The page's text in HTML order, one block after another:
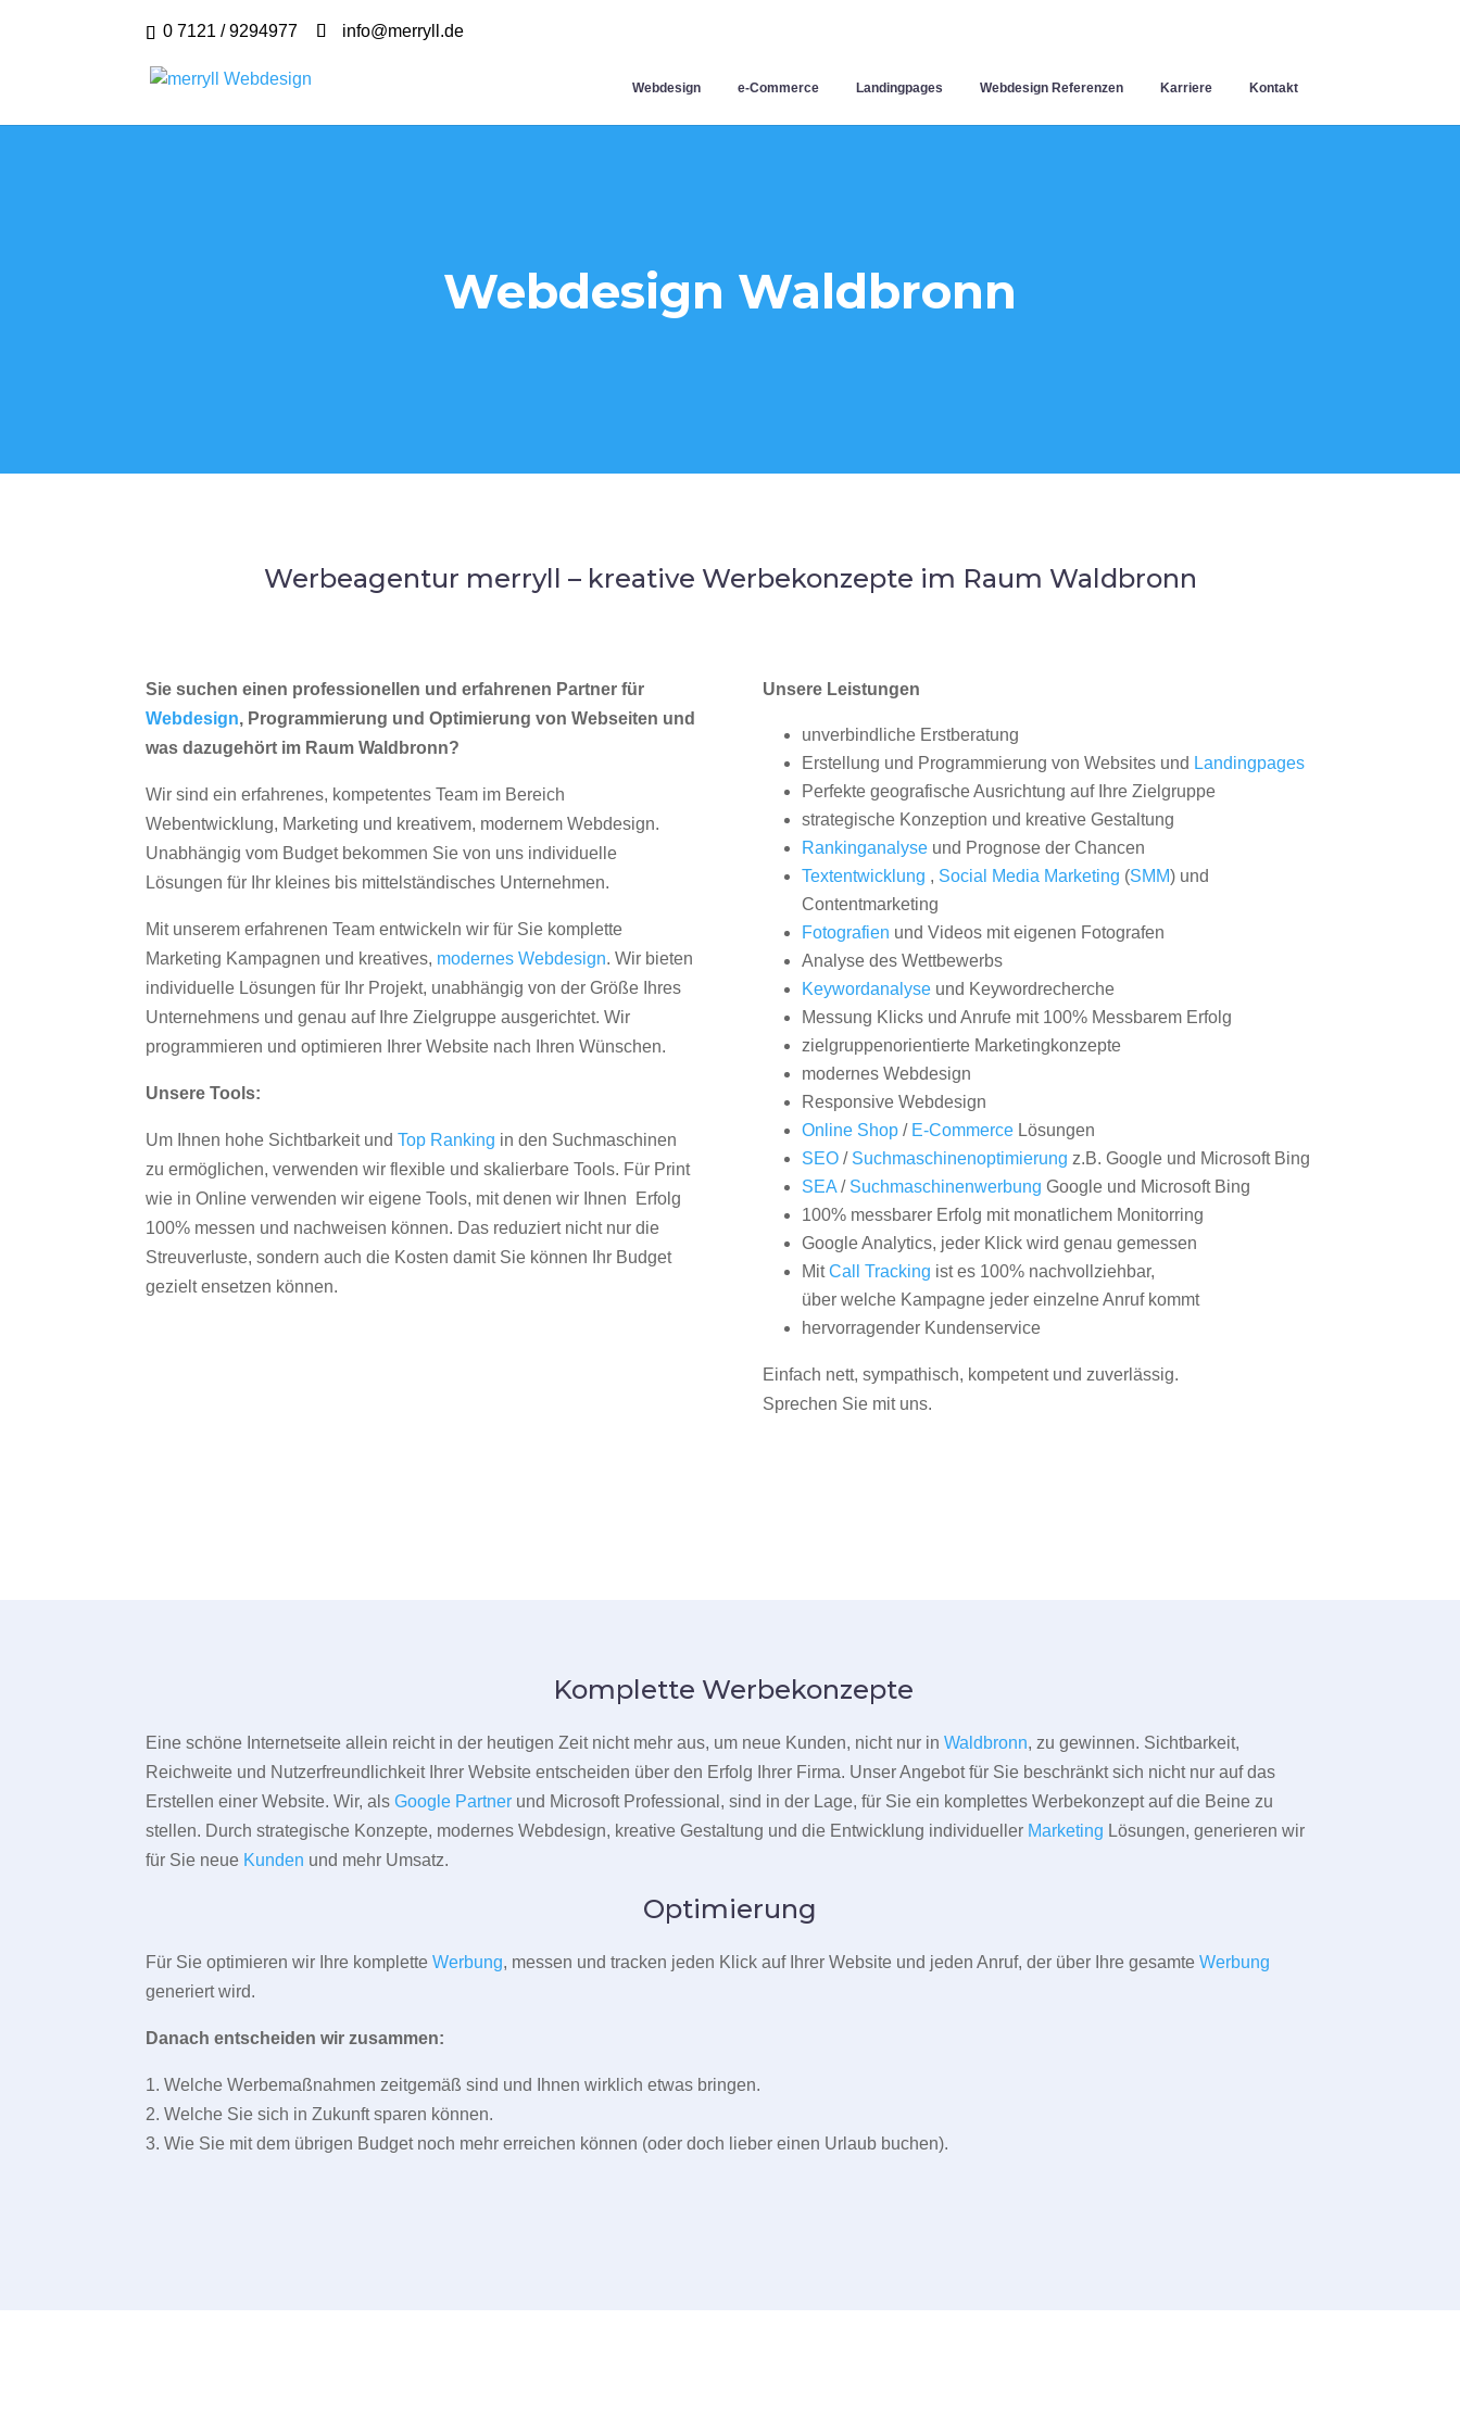
0 7121 / 9294977 info@merryll.de
Webdesign e-Commerce Landingpages Webdesign Referenzen Karriere Kontakt
Webdesign Waldbronn
Werbeagentur merryll – kreative Werbekonzepte im Raum Waldbronn
Sie suchen einen professionellen und erfahrenen Partner für
Webdesign, Programmierung und Optimierung von Webseiten und
was dazugehört im Raum Waldbronn?
Wir sind ein erfahrenes, kompetentes Team im Bereich
Webentwicklung, Marketing und kreativem, modernem Webdesign.
Unabhängig vom Budget bekommen Sie von uns individuelle
Lösungen für Ihr kleines bis mittelständisches Unternehmen.
Mit unserem erfahrenen Team entwickeln wir für Sie komplette
Marketing Kampagnen und kreatives, modernes Webdesign. Wir bieten
individuelle Lösungen für Ihr Projekt, unabhängig von der Größe Ihres
Unternehmens und genau auf Ihre Zielgruppe ausgerichtet. Wir
programmieren und optimieren Ihrer Website nach Ihren Wünschen.
Unsere Tools:
Um Ihnen hohe Sichtbarkeit undTop Ranking in den Suchmaschinen
zu ermöglichen, verwenden wir flexible und skalierbare Tools. Für Print
wie in Online verwenden wir eigene Tools, mit denen wir Ihnen Erfolg
100% messen und nachweisen können. Das reduziert nicht nur die
Streuverluste, sondern auch die Kosten damit Sie können Ihr Budget
gezielt ensetzen können.
Unsere Leistungen
unverbindliche Erstberatung
Erstellung und Programmierung von Websites und Landingpages
Perfekte geografische Ausrichtung auf Ihre Zielgruppe
strategische Konzeption und kreative Gestaltung
Rankinganalyseund Prognose der Chancen
Textentwicklung , Social Media Marketing (SMM) und
Contentmarketing
Fotografien und Videos mit eigenen Fotografen
Analyse des Wettbewerbs
Keywordanalyseund Keywordrecherche
Messung Klicks und Anrufe mit 100% Messbarem Erfolg
zielgruppenorientierte Marketingkonzepte
modernes Webdesign
Responsive Webdesign
Online Shop/ E-CommerceLösungen
SEO/ Suchmaschinenoptimierung z.B. Google und Microsoft Bing
SEA/ Suchmaschinenwerbung Google und Microsoft Bing
100% messbarer Erfolg mit monatlichem Monitorring
Google Analytics, jeder Klick wird genau gemessen
MitCall Tracking ist es 100% nachvollziehbar,
über welche Kampagne jeder einzelne Anruf kommt
hervorragender Kundenservice
Einfach nett, sympathisch, kompetent und zuverlässig.
Sprechen Sie mit uns.
Komplette Werbekonzepte
Eine schöne Internetseite allein reicht in der heutigen Zeit nicht mehr aus, um neue Kunden, nicht nur inWaldbronn, zu gewinnen. Sichtbarkeit,
Reichweite und Nutzerfreundlichkeit Ihrer Website entscheiden über den Erfolg Ihrer Firma. Unser Angebot für Sie beschränkt sich nicht nur auf das
Erstellen einer Website. Wir, alsGoogle Partner und Microsoft Professional, sind in der Lage, für Sie ein komplettes Werbekonzept auf die Beine zu
stellen. Durch strategische Konzepte, modernes Webdesign, kreative Gestaltung und die Entwicklung individueller Marketing Lösungen, generieren wir
für Sie neue Kunden und mehr Umsatz.
Optimierung
Für Sie optimieren wir Ihre kompletteWerbung, messen und tracken jeden Klick auf Ihrer Website und jeden Anruf, der über Ihre gesamteWerbung
generiert wird.
Danach entscheiden wir zusammen:
1. Welche Werbemaßnahmen zeitgemäß sind und Ihnen wirklich etwas bringen.
2. Welche Sie sich in Zukunft sparen können.
3. Wie Sie mit dem übrigen Budget noch mehr erreichen können (oder doch lieber einen Urlaub buchen).